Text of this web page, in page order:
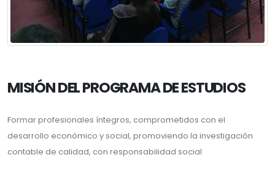
MISIÓN DEL PROGRAMA DE ESTUDIOS
Formar profesionales íntegros, comprometidos con el
desarrollo económico y social, promoviendo la investigación
contable de calidad, con responsabilidad social